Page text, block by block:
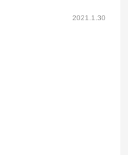
2021.1.30